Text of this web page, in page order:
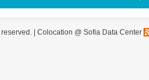
| Colocation @ Sofia Data Center